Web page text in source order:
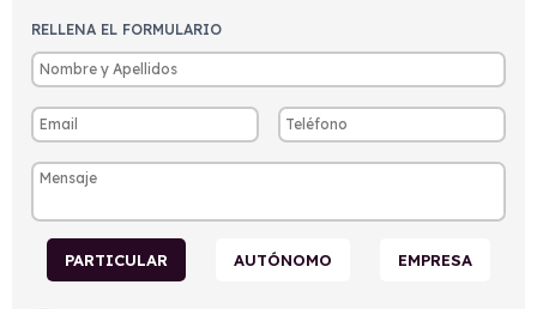
RELLENA EL FORMULARIO
PARTICULAR AUTÓNOMO EMPRESA